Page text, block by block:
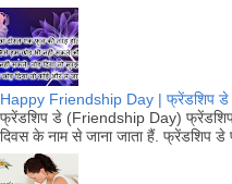
Happy Friendship Day | फ्रेंडशिप डे
फ्रेंडशिप डे (Friendship Day) फ्रेंडशिप डे
दिवस के नाम से जाना जाता हैं. फ्रेंडशिप डे